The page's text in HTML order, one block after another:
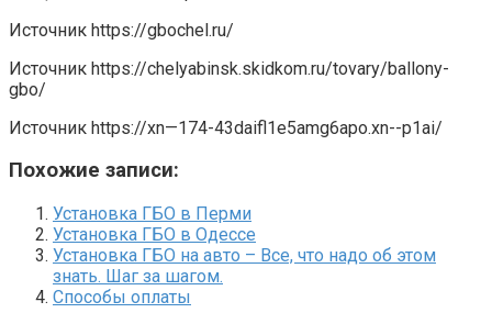
Источник https://gbochel.ru/
Источник https://chelyabinsk.skidkom.ru/tovary/ballony-
gbo/
Источник https://xn—174-43daifl1e5amg6apo.xn--p1ai/
Похожие записи:
Установка ГБО в Перми
Установка ГБО в Одессе
Установка ГБО на авто – Все, что надо об этом
знать. Шаг за шагом.
Способы оплаты